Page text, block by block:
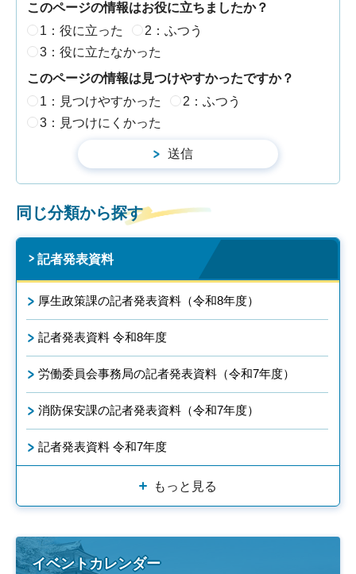
このページの情報はお役に立ちましたか？
1：役に立った
2：ふつう
3：役に立たなかった
このページの情報は見つけやすかったですか？
1：見つけやすかった
2：ふつう
3：見つけにくかった
同じ分類から探す
記者発表資料
厚生政策課の記者発表資料（令和8年度）
記者発表資料 令和8年度
労働委員会事務局の記者発表資料（令和7年度）
消防保安課の記者発表資料（令和7年度）
記者発表資料 令和7年度
もっと見る
イベントカレンダー